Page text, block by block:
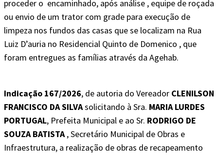
proceder o encaminhado, após análise , equipe de roçada
ou envio de um trator com grade para execução de
limpeza nos fundos das casas que se localizam na Rua
Luiz D’auria no Residencial Quinto de Domenico , que
foram entregues as famílias através da Agehab.
Indicação 167/2026, de autoria do Vereador CLENILSON
FRANCISCO DA SILVAsolicitando à Sra. MARIA LURDES
PORTUGAL, Prefeita Municipal e ao Sr. RODRIGO DE
SOUZA BATISTA, Secretário Municipal de Obras e
Infraestrutura, a realização de obras de recapeamento